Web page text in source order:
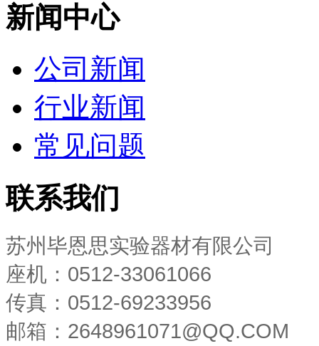
新闻中心
公司新闻
行业新闻
常见问题
联系我们
苏州毕恩思实验器材有限公司
座机：0512-33061066
传真：0512-69233956
邮箱： 2648961071@QQ.COM